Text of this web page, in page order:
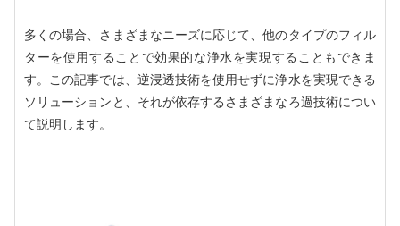
多くの場合、さまざまなニーズに応じて、他のタイプのフィル
ターを使用することで効果的な浄水を実現することもできま
す。この記事では、逆浸透技術を使用せずに浄水を実現できる
ソリューションと、それが依存するさまざまなろ過技術につい
て説明します。